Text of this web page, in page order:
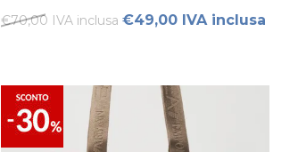
€70,00 IVA inclusa €49,00 IVA inclusa